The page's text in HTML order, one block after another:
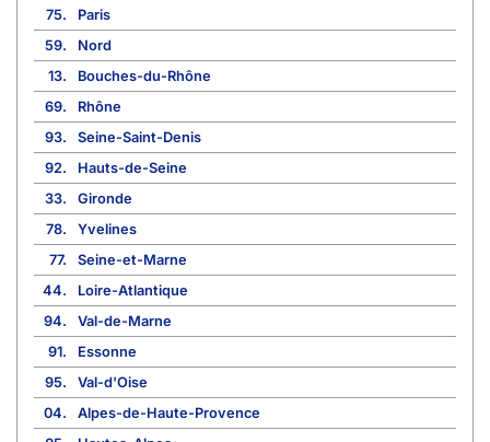
75.
Paris
59.
Nord
13.
Bouches-du-Rhône
69.
Rhône
93.
Seine-Saint-Denis
92.
Hauts-de-Seine
33.
Gironde
78.
Yvelines
77.
Seine-et-Marne
44.
Loire-Atlantique
94.
Val-de-Marne
91.
Essonne
95.
Val-d'Oise
04.
Alpes-de-Haute-Provence